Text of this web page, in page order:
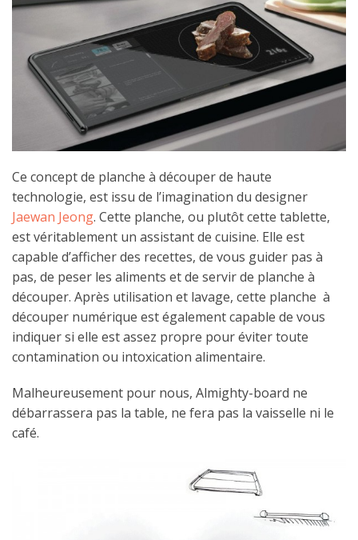
Ce concept de planche à découper de haute
technologie, est issu de l’imagination du designer
Jaewan Jeong. Cette planche, ou plutôt cette tablette,
est véritablement un assistant de cuisine. Elle est
capable d’afficher des recettes, de vous guider pas à
pas, de peser les aliments et de servir de planche à
découper. Après utilisation et lavage, cette planche à
découper numérique est également capable de vous
indiquer si elle est assez propre pour éviter toute
contamination ou intoxication alimentaire.
Malheureusement pour nous, Almighty-board ne
débarrassera pas la table, ne fera pas la vaisselle ni le
café.